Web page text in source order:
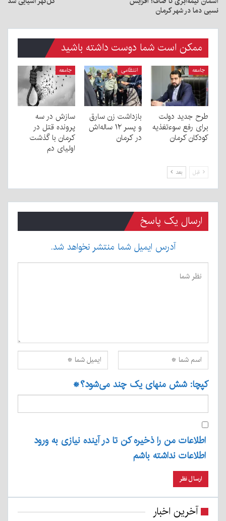
نسبی دما در شهر کرمان
ممکن است شما دوست داشته باشید
جامعه
طرح جدید دولت
برای رفع سوءتغذیه
کودکان کرمان
انتظامی
بازداشت زن سارق
و پسر ۱۲ ساله‌اش
در کرمان
جامعه
سازش در سه
پرونده قتل در
کرمان با گذشت
اولیای دم
قبل بعد
ارسال یک پاسخ
آدرس ایمیل شما منتشر نخواهد شد.
کپچا: شش منهای یک چند می‌شود؟*
اطلاعات من را ذخیره کن تا در آینده نیازی به ورود
اطلاعات نداشته باشم
آخرین اخبار